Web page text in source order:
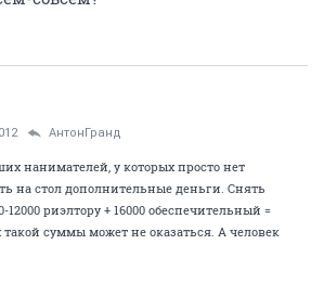
АнтонГранд
нанимателей, у которых просто нет
на стол дополнительные деньги. Снять
12000 риэлтору + 16000 обеспечительный =
такой суммы может не оказаться. А человек